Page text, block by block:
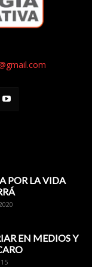
POR LA VIDA
EN MEDIOS Y